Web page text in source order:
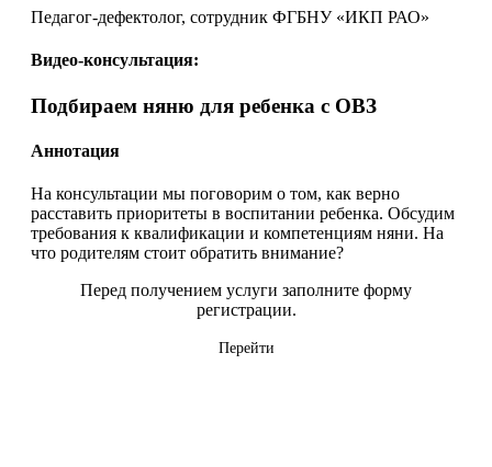
Педагог-дефектолог, сотрудник ФГБНУ «ИКП РАО»
Видео-консультация:
Подбираем няню для ребенка с ОВЗ
Аннотация
На консультации мы поговорим о том, как верно
расставить приоритеты в воспитании ребенка. Обсудим
требования к квалификации и компетенциям няни. На
что родителям стоит обратить внимание?
Перед получением услуги заполните форму
регистрации.
Перейти